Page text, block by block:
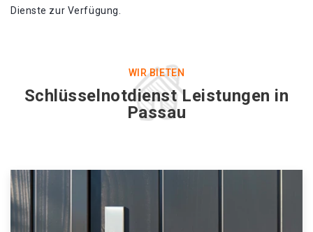
Dienste zur Verfügung.
WIR BIETEN
Schlüsselnotdienst Leistungen in
Passau